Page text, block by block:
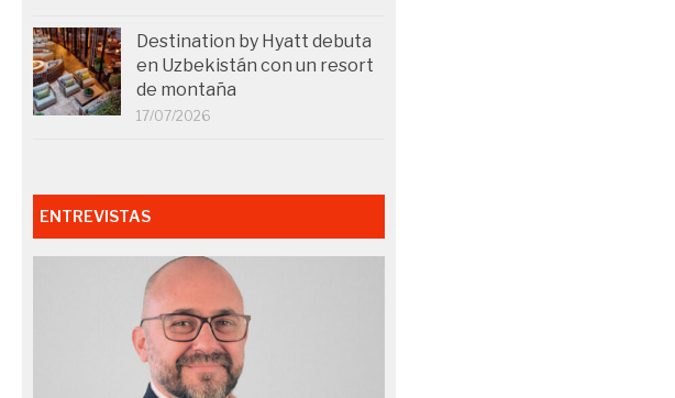
Destination by Hyatt debuta
en Uzbekistán con un resort
de montaña
17/07/2026
ENTREVISTAS